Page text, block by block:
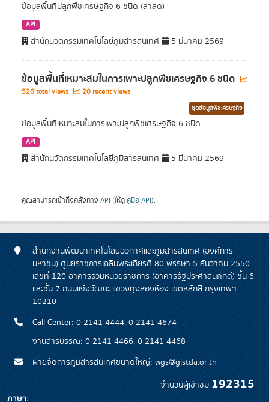
ข้อมูลพื้นที่ปลูกพืชเศรษฐกิจ 6 ชนิด (ล่าสุด)
API
สำนักนวัตกรรมเทคโนโลยีภูมิสารสนเทศ 5 มีนาคม 2569
ข้อมูลพื้นที่เหมาะสมในการเพาะปลูกพืชเศรษฐกิจ 6 ชนิด
526 total views 20 recent views
ชุดข้อมูลพืชเศรษฐกิจ
ข้อมูลพื้นที่เหมาะสมในการเพาะปลูกพืชเศรษฐกิจ 6 ชนิด
API
สำนักนวัตกรรมเทคโนโลยีภูมิสารสนเทศ 5 มีนาคม 2569
คุณสามารถเข้าถึงคลังทาง API (ให้ดู คู่มือ API).
สำนักงานพัฒนาเทคโนโลยีอวกาศและภูมิสารสนเทศ (องค์การ
มหาชน) ศูนย์ราชการเฉลิมพระเกียรติ 80 พรรษา 5 ธันวาคม 2550
เลขที่ 120 อาคารรวมหน่วยราชการ (อาคารรัฐประศาสนภักดี) ชั้น 6
และชั้น 7 ถนนแจ้งวัฒนะ แขวงทุ่งสองห้อง เขตหลักสี่ กรุงเทพฯ
10210
Call Center: 0 2141 4444, 0 2141 4674
งานสารบรรณ: 0 2141 4466, 0 2141 4468
ฝ่ายจัดการภูมิสารสนเทศขนาดใหญ่: wgs@gistda.or.th
จำนวนผู้เข้าชม 192315
ภาษา